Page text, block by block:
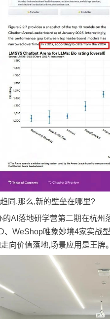
同,那么,新的壁垒在哪里?
AI落地研学营第二期在杭州
、WeShop唯象妙境4家实战
向价值落地,场景应用是王牌